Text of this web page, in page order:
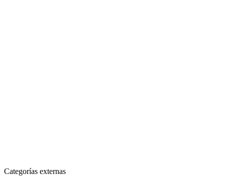
Categorías externas